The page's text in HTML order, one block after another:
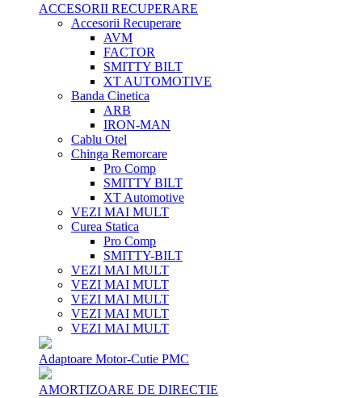
ACCESORII RECUPERARE
Accesorii Recuperare
AVM
FACTOR
SMITTY BILT
XT AUTOMOTIVE
Banda Cinetica
ARB
IRON-MAN
Cablu Otel
Chinga Remorcare
Pro Comp
SMITTY BILT
XT Automotive
VEZI MAI MULT
Curea Statica
Pro Comp
SMITTY-BILT
VEZI MAI MULT
VEZI MAI MULT
VEZI MAI MULT
VEZI MAI MULT
VEZI MAI MULT
Adaptoare Motor-Cutie PMC
AMORTIZOARE DE DIRECTIE